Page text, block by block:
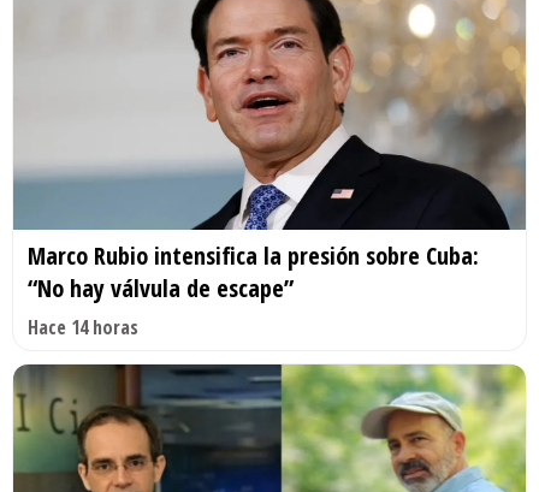
Marco Rubio intensifica la presión sobre Cuba:
“No hay válvula de escape”
Hace 14 horas